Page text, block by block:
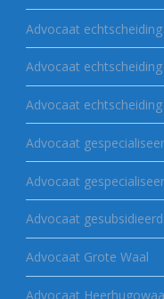
Advocaat
Advocaat
Advocaat
Advocaat
Advocaat
Advocaat
Advocaat Grote Waal
Advocaat